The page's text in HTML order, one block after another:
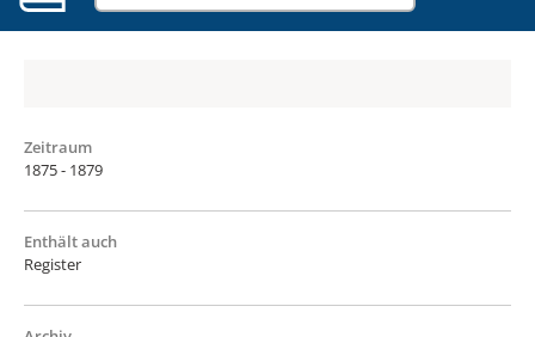
Zeitraum
1875 - 1879
Enthält auch
Register